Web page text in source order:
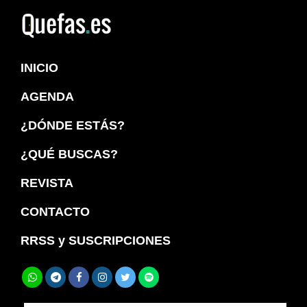
navegación
principal
principal
INICIO
AGENDA
¿DÓNDE ESTÁS?
¿QUÉ BUSCAS?
REVISTA
CONTACTO
RRSS y SUSCRIPCIONES